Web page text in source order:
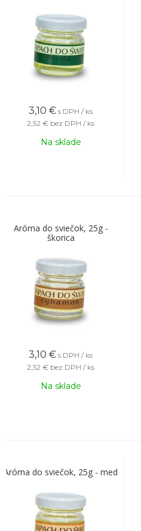
3,10 € s DPH / ks
2,52 € bez DPH / ks
Na sklade
Aróma do sviečok, 25g -
škorica
3,10 € s DPH / ks
2,52 € bez DPH / ks
Na sklade
Aróma do sviečok, 25g - med